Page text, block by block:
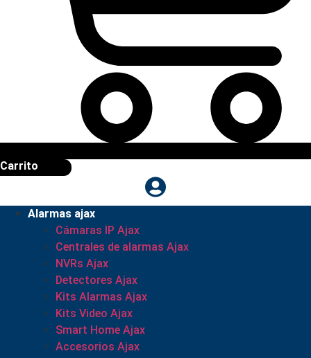
Carrito
Alarmas ajax
Cámaras IP Ajax
Centrales de alarmas Ajax
NVRs Ajax
Detectores Ajax
Kits Alarmas Ajax
Kits Video Ajax
Smart Home Ajax
Accesorios Ajax